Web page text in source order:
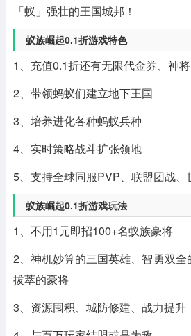
「蚁」强壮的王国城邦！
蚁族崛起0.1折游戏特色
1、充值0.1折还有无限代金券、神
2、带领蚂蚁们建立地下王国
3、培养进化各种蚂蚁兵种
4、实时策略战斗扩张领地
5、支持全球同服PVP、联盟团战、
蚁族崛起0.1折游戏玩法
1、不用1元即招100+名蚁族豪将
2、神机妙算的三国英雄、智勇双
拔萃的豪将
3、资源囤积、城防修建、战力提升